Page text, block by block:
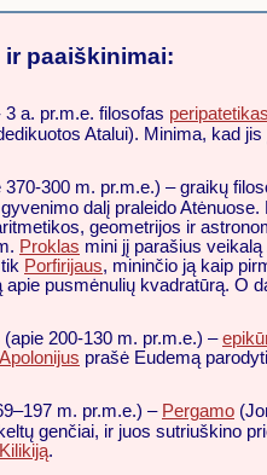
paaiškinimai:
3 a. pr.m.e. filosofas peripatetikas
Atalui). Minima, kad
370-300 m. pr.m.e.) – graikų
dalį praleido
geometrijos ir
Proklas mini jį parašius veikalą
Porfirijaus, mininčio ją kaip
apie pusmėnulių kvadratūrą. O
(apie 200-130 m. pr.m.e.) –
Apolonijus prašė Eudemą
m. pr.m.e.) – Pergamo
genčiai, ir juos sutriuškino
Kilikiją.